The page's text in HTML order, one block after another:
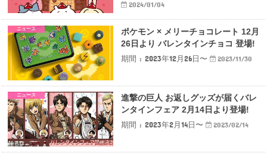
2024/01/04
ニュース
ポケモン × メリーチョコレート 12月
26日より バレンタインチョコ 登場!
期間 : 2023年12月26日〜
2023/11/30
ニュース
進撃の巨人 お返しグッズが届くバレ
ンタインフェア 2月14日より登場!
期間 : 2023年2月14日〜
2023/02/14